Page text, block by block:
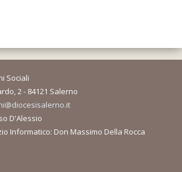
Sociali
2 - 84121 Salerno
D'Alessio
Informatico: Don Massimo Della Rocca